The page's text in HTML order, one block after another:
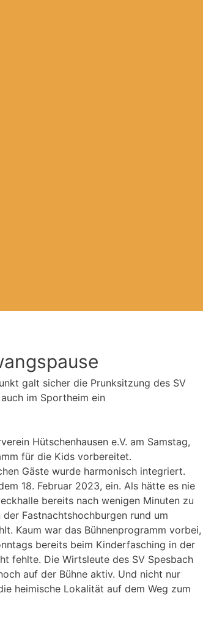
galt sicher die Prunksitzung des SV
im Sportheim ein
Hütschenhausen e.V. am Samstag,
für die Kids vorbereitet.
Gäste wurde harmonisch integriert.
18. Februar 2023, ein. Als hätte es nie
bereits nach wenigen Minuten zu
Fastnachtshochburgen rund um
Kaum war das Bühnenprogramm vorbei,
bereits beim Kinderfasching in der
fehlte. Die Wirtsleute des SV Spesbach
auf der Bühne aktiv. Und nicht nur
heimische Lokalität auf dem Weg zum